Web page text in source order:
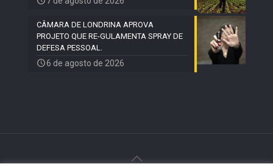
CÂMARA DE LONDRINA APROVA
PROJETO QUE RE-GULAMENTA SPRAY DE
DEFESA PESSOAL.
6 de agosto de 2026